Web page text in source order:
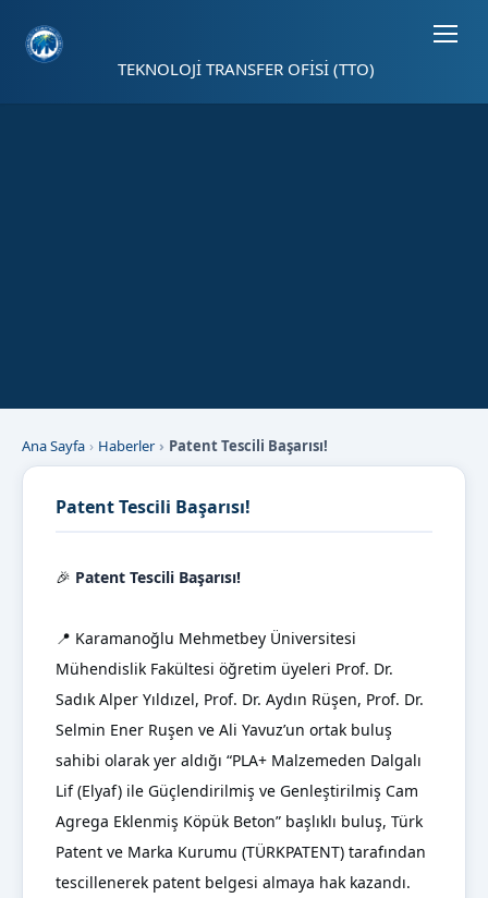
TEKNOLOJİ TRANSFER OFİSİ (TTO)
Ana Sayfa Haberler Patent Tescili Başarısı!
Patent Tescili Başarısı!
🎉 Patent Tescili Başarısı!
📍 Karamanoğlu Mehmetbey Üniversitesi
Mühendislik Fakültesi öğretim üyeleri Prof. Dr.
Sadık Alper Yıldızel, Prof. Dr. Aydın Rüşen, Prof. Dr.
Selmin Ener Ruşen ve Ali Yavuz’un ortak buluş
sahibi olarak yer aldığı “PLA+ Malzemeden Dalgalı
Lif (Elyaf) ile Güçlendirilmiş ve Genleştirilmiş Cam
Agrega Eklenmiş Köpük Beton” başlıklı buluş, Türk
Patent ve Marka Kurumu (TÜRKPATENT) tarafından
tescillenerek patent belgesi almaya hak kazandı.